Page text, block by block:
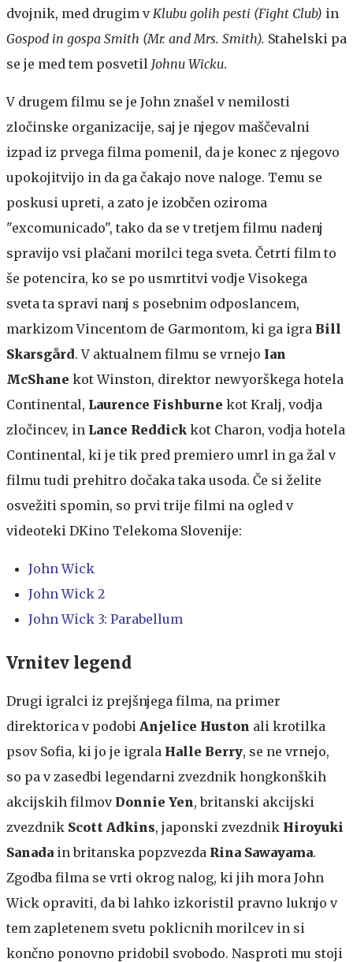
dvojnik, med drugim v Klubu golih pesti (Fight Club) in
Gospod in gospa Smith (Mr. and Mrs. Smith). Stahelski pa
se je med tem posvetil Johnu Wicku.
V drugem filmu se je John znašel v nemilosti
zločinske organizacije, saj je njegov maščevalni
izpad iz prvega filma pomenil, da je konec z njegovo
upokojitvijo in da ga čakajo nove naloge. Temu se
poskusi upreti, a zato je izobčen oziroma
"excomunicado", tako da se v tretjem filmu nadenj
spravijo vsi plačani morilci tega sveta. Četrti film to
še potencira, ko se po usmrtitvi vodje Visokega
sveta ta spravi nanj s posebnim odposlancem,
markizom Vincentom de Garmontom, ki ga igra Bill
Skarsgård. V aktualnem filmu se vrnejo Ian
McShane kot Winston, direktor newyorškega hotela
Continental, Laurence Fishburne kot Kralj, vodja
zločincev, in Lance Reddick kot Charon, vodja hotela
Continental, ki je tik pred premiero umrl in ga žal v
filmu tudi prehitro dočaka taka usoda. Če si želite
osvežiti spomin, so prvi trije filmi na ogled v
videoteki DKino Telekoma Slovenije:
John Wick
John Wick 2
John Wick 3: Parabellum
Vrnitev legend
Drugi igralci iz prejšnjega filma, na primer
direktorica v podobi Anjelice Huston ali krotilka
psov Sofia, ki jo je igrala Halle Berry, se ne vrnejo,
so pa v zasedbi legendarni zvezdnik hongkonških
akcijskih filmov Donnie Yen, britanski akcijski
zvezdnik Scott Adkins, japonski zvezdnik Hiroyuki
Sanada in britanska popzvezda Rina Sawayama.
Zgodba filma se vrti okrog nalog, ki jih mora John
Wick opraviti, da bi lahko izkoristil pravno luknjo v
tem zapletenem svetu poklicnih morilcev in si
končno ponovno pridobil svobodo. Nasproti mu stoji